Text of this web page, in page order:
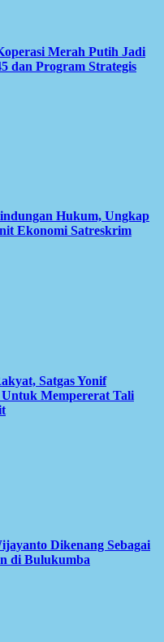
Merah Putih Jadi
dan Program Strategis
Hukum, Ungkap
Ekonomi Satreskrim
Satgas Yonif
Mempererat Tali
Dikenang Sebagai
di Bulukumba